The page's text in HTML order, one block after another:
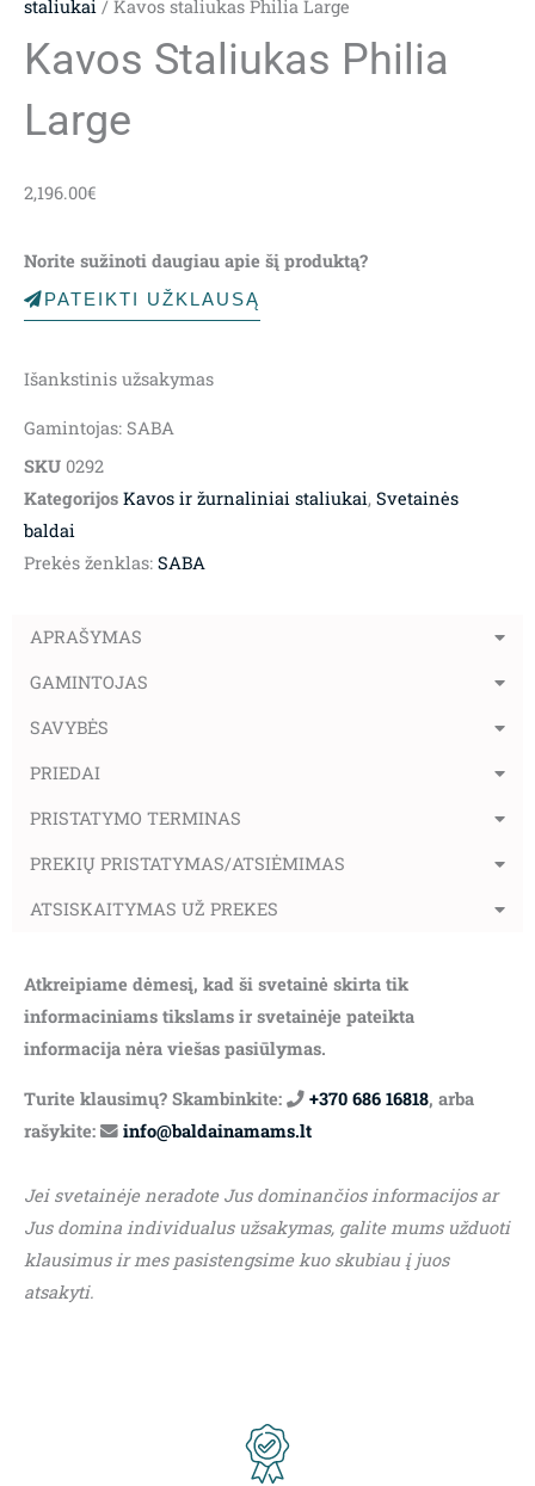
staliukai / Kavos staliukas Philia Large
Kavos Staliukas Philia
Large
2,196.00€
Norite sužinoti daugiau apie šį produktą?
PATEIKTI UŽKLAUSĄ
Išankstinis užsakymas
Gamintojas: SABA
SKU 0292
Kategorijos Kavos ir žurnaliniai staliukai, Svetainės
baldai
Prekės ženklas: SABA
APRAŠYMAS
GAMINTOJAS
SAVYBĖS
PRIEDAI
PRISTATYMO TERMINAS
PREKIŲ PRISTATYMAS/ATSIĖMIMAS
ATSISKAITYMAS UŽ PREKES
Atkreipiame dėmesį, kad ši svetainė skirta tik
informaciniams tikslams ir svetainėje pateikta
informacija nėra viešas pasiūlymas.
Turite klausimų? Skambinkite: +370 686 16818, arba
rašykite:
info@baldainamams.lt
Jei svetainėje neradote Jus dominančios informacijos ar
Jus domina individualus užsakymas, galite mums užduoti
klausimus ir mes pasistengsime kuo skubiau į juos
atsakyti.